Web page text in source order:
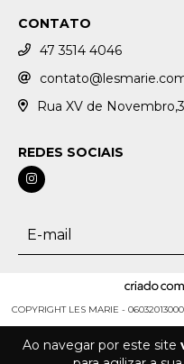
Ao navegar por este site
CONTATO
47 3514 4046
Rua XV de
REDES SOCIAIS
COPYRIGHT LES MARIE -